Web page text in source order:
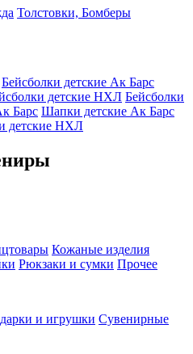
Толстовки, Бомберы
Бейсболки детские Ак Барс
детские НХЛ Бейсболки
Барс Шапки детские Ак Барс
детские НХЛ
Кожаные изделия
Рюкзаки и сумки Прочее
и игрушки Сувенирные